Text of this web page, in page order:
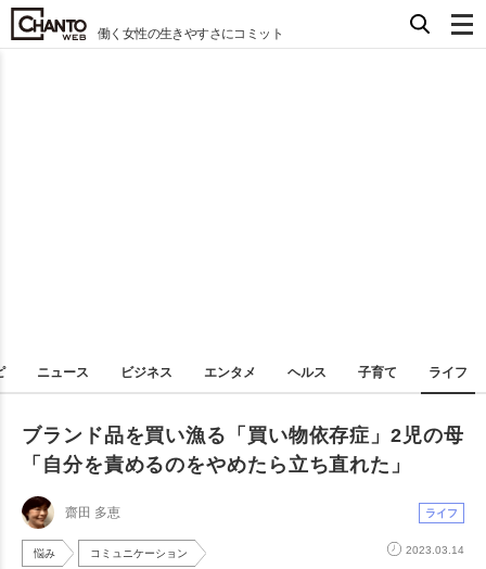
働く女性の生きやすさにコミット
ニュース ビジネス エンタメ ヘルス 子育て ライフ
ブランド品を買い漁る「買い物依存症」2児の母
「自分を責めるのをやめたら立ち直れた」
齋田 多恵 ライフ
悩み コミュニケーション 2023.03.14